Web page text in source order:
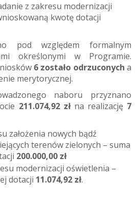
z zakresu modernizacji
kwotę dotacji
pod względem formalnym
określonymi w Programie.
6 zostało odrzuconych a
merytorycznej.
naboru przyznano
211.074,92 złna realizację 7
założenia nowych bądź
terenów zielonych – suma
200.000,00 zł
modernizacji oświetlenia –
dotacji 11.074,92 zł.